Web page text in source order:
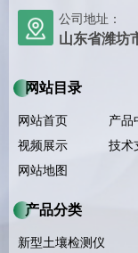
公司地址：
山东省潍坊
网站目录
网站首页 产品
视频展示
技术
网站地图
产品分类
新型土壤检测仪